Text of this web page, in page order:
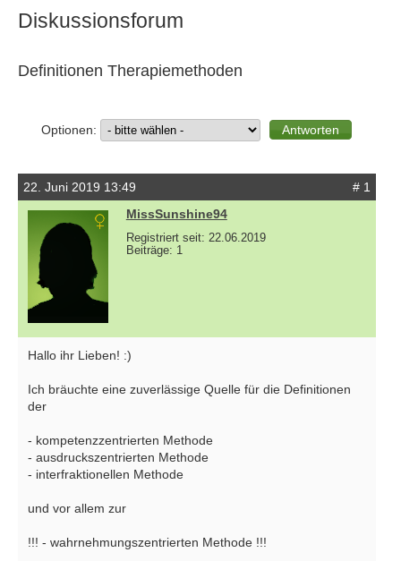
Diskussionsforum
Definitionen Therapiemethoden
Optionen:
22. Juni 2019 13:49
# 1
MissSunshine94
Registriert seit: 22.06.2019
Beiträge: 1
Hallo ihr Lieben! :)
Ich bräuchte eine zuverlässige Quelle für die Definitionen
der
- kompetenzzentrierten Methode
- ausdruckszentrierten Methode
- interfraktionellen Methode
und vor allem zur
!!! - wahrnehmungszentrierten Methode !!!